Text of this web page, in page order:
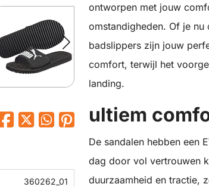
360262_01
ontworpen met jouw
omstandigheden. Of je
badslippers zijn jouw
comfort, terwijl het
landing.
ultiem
De sandalen hebben een
dag door vol vertrouwen
duurzaamheid en tractie,